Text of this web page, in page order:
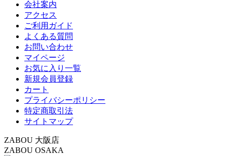
会社案内
アクセス
ご利用ガイド
よくある質問
お問い合わせ
マイページ
お気に入り一覧
新規会員登録
カート
プライバシーポリシー
特定商取引法
サイトマップ
ZABOU 大阪店
ZABOU OSAKA